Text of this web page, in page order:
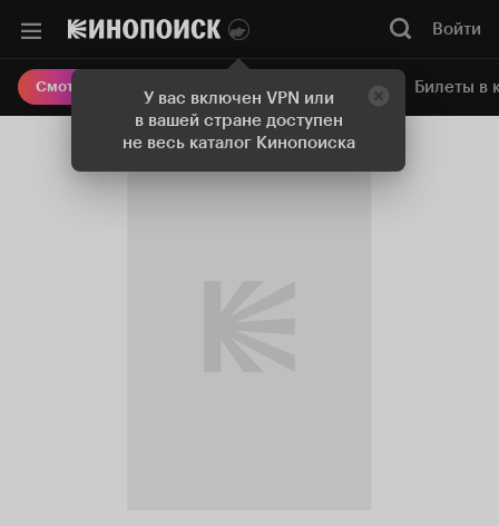
У вас включен VPN или
в вашей стране доступен
не весь каталог Кинопоиска
Войти
Смотреть кино Онлайн-кинотеатр Билеты в